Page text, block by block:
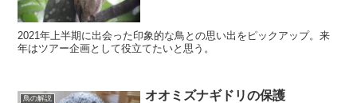
2021年上半期に出会った印象的な鳥との思い出をピックアップ。来
年はツアー企画として役立てたいと思う。
鳥の解説 オオミズナギドリの保護